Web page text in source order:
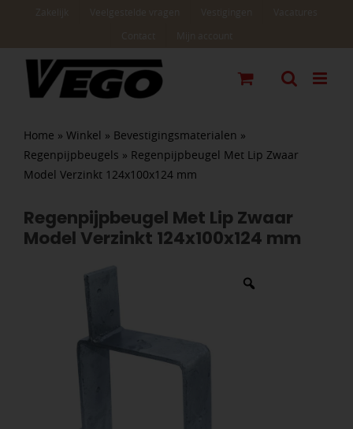
Home » Winkel » Bevestigingsmaterialen »
Regenpijpbeugels » Regenpijpbeugel Met Lip Zwaar
Model Verzinkt 124x100x124 mm
Regenpijpbeugel Met Lip Zwaar
Model Verzinkt 124x100x124 mm